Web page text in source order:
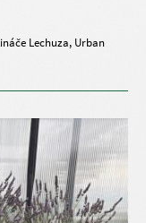
Lechuza, Urban